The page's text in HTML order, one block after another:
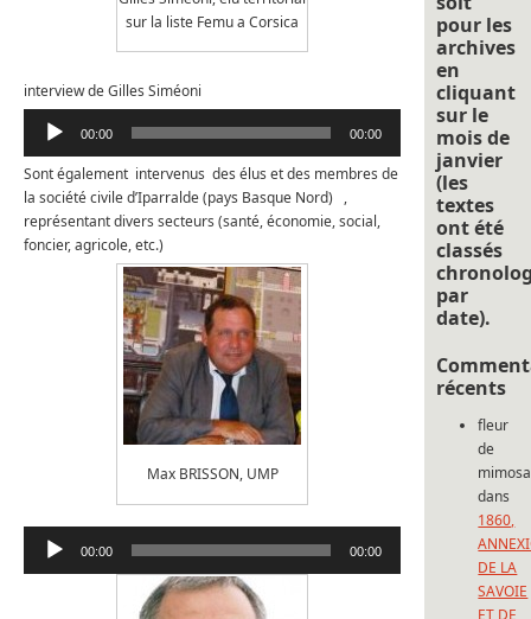
sur la liste Femu a Corsica
interview de Gilles Siméoni
Lecteur
audio
00:00 00:00
Sont également intervenus des élus et des membres de
la société civile d’Iparralde (pays Basque Nord) ,
représentant divers secteurs (santé, économie, social,
foncier, agricole, etc.)
Max BRISSON, UMP
Lecteur
audio
00:00 00:00
pour les
archives
en
cliquant
sur le
mois de
janvier
(les
textes
ont été
classés
par
date).
récents
fleur
de
mimosa
dans
1860,
DE LA
SAVOIE